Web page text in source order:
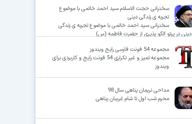
سخنرانی حجت الاسلام سید احمد خاتمی با موضوع
تجربه ی زندگی دینی
سخنرانی سید احمد خاتمی با موضوع تجربه ی زندگی
دینی در پرتو الگو پذیری از حضرت فاطمه (س)
مجموعه 54 فونت فارسی رایج ویندوز
مجموعه تمیز و غیر تکراری 54 فونت رایج و کاربردی برای
ویندوز
مداحی نریمان پناهی سال 98
محرم شب اول تا شام غریبان پناهی